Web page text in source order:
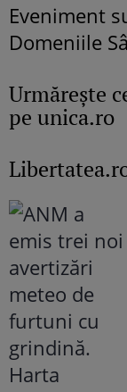
Eveniment
Domeniile
Urmăreşte
pe unica.ro